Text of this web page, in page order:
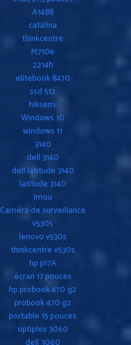
A1488
catalina
thinkcentre
M710e
2214h
elitebook 8470
ssd 512
hiksemi
Windows 10
windows 11
3140
dell 3140
dell latitude 3140
latitude 3140
Imou
Caméra de surveillance
v530s
lenovo v530s
thinkcentre v530s
hp p17A
écran 17 pouces
hp probook 470 g2
probook 470 g2
portable 15 pouces
optiplex 3060